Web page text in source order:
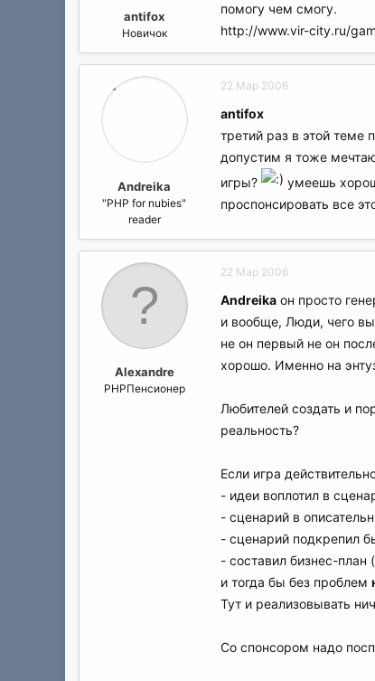
antifox
Новичок
помогу чем смогу.
http://www.vir-city.ru/
Andreika
"PHP for nubies"
reader
22 Мар 2006
antifox
третий раз в этой теме
допустим я тоже
игры?
умеешь
проспонсировать все
Alexandre
PHPПенсионер
22 Мар 2006
Andreika он просто
и вообще, Люди, чего
не он первый не он
хорошо. Именно на
Любителей создать и
реальность?
Если игра
- идеи воплотил в
- сценарий в
- сценарий подкрепил
- составил бизнес-
и тогда бы без проблем
Тут и реализовывать
Со спонсором надо